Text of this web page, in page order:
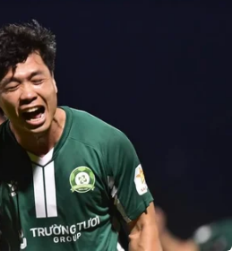
Anh miệt mài thi hết cuộc thi
khi các bạn nghỉ Hè từ
cuối tháng Sáu, em mới được
'chinh chiến.'